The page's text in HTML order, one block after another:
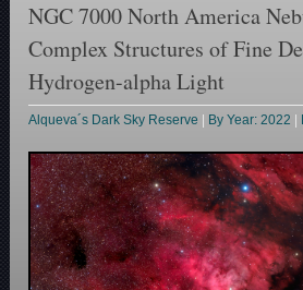
NGC 7000 North America
Complex Structures of Fine
Hydrogen-alpha Light
Alqueva´s Dark Sky Reserve By Year: 2022